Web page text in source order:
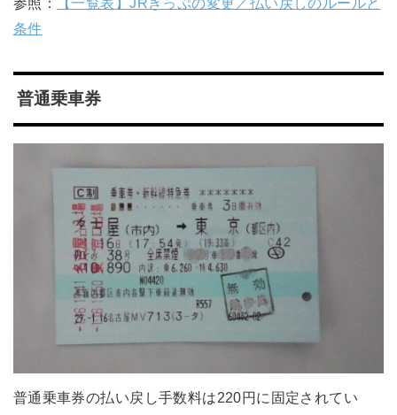
条件
普通乗車券
普通乗車券の払い戻し手数料は220円に固定されてい